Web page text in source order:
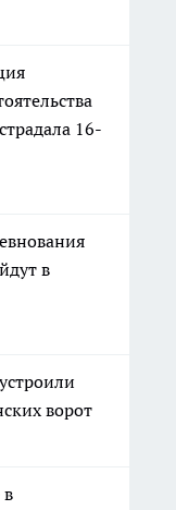
16-
в
ворот